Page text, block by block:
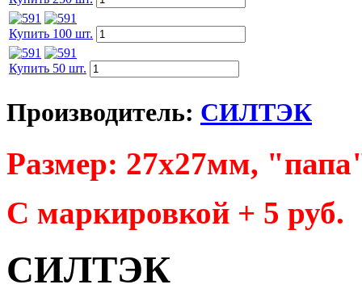
Купить 100 шт.
Купить 50 шт.
Производитель: СИЛТЭК
Размер: 27х27мм,
С маркировкой + 5 руб.
СИЛТЭК